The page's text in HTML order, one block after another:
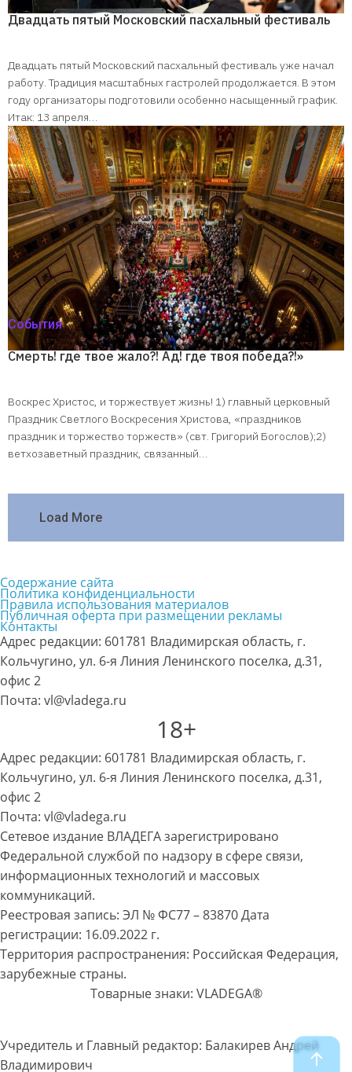
Двадцать пятый Московский пасхальный фестиваль
Двадцать пятый Московский пасхальный фестиваль уже начал
работу. Традиция масштабных гастролей продолжается. В этом
году организаторы подготовили особенно насыщенный график.
Итак: 13 апреля…
События
Смерть! где твое жало?! Ад! где твоя победа?!»
Воскрес Христос, и торжествует жизнь! 1) главный церковный
Праздник Светлого Воскресения Христова, «праздников
праздник и торжество торжеств» (свт. Григорий Богослов);2)
ветхозаветный праздник, связанный…
Load More
Содержание сайта
Политика конфиденциальности
Правила использования материалов
Публичная оферта при размещении рекламы
Контакты
Адрес редакции: 601781 Владимирская область, г.
Кольчугино, ул. 6-я Линия Ленинского поселка, д.31,
офис 2
Почта: vl@vladega.ru
18+
Адрес редакции: 601781 Владимирская область, г.
Кольчугино, ул. 6-я Линия Ленинского поселка, д.31,
офис 2
Почта: vl@vladega.ru
Сетевое издание ВЛАДЕГА зарегистрировано
Федеральной службой по надзору в сфере связи,
информационных технологий и массовых
коммуникаций.
Реестровая запись: ЭЛ № ФС77 – 83870 Дата
регистрации: 16.09.2022 г.
Территория распространения: Российская Федерация,
зарубежные страны.
Товарные знаки: VLADEGA®
Учредитель и Главный редактор: Балакирев Андрей
Владимирович